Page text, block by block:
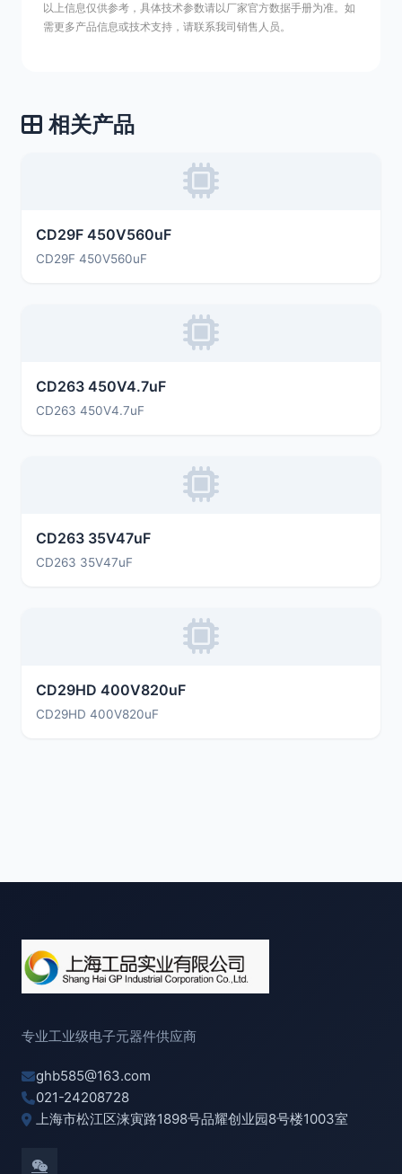
以上信息仅供参考，具体技术参数请以厂家官方数据手册为准。如
需更多产品信息或技术支持，请联系我司销售人员。
相关产品
CD29F 450V560uF
CD29F 450V560uF
CD263 450V4.7uF
CD263 450V4.7uF
CD263 35V47uF
CD263 35V47uF
CD29HD 400V820uF
CD29HD 400V820uF
专业工业级电子元器件供应商
ghb585@163.com
021-24208728
上海市松江区涞寅路1898号品耀创业园8号楼1003室